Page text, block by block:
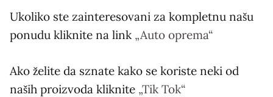
Ukoliko ste zainteresovani za kompletnu našu
ponudu kliknite na link „Auto oprema“
Ako želite da sznate kako se koriste neki od
naših proizvoda kliknite „Tik Tok“